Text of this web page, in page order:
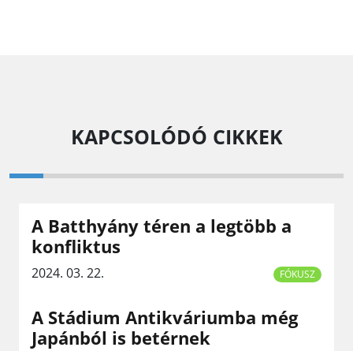
KAPCSOLÓDÓ CIKKEK
A Batthyány téren a legtöbb a
konfliktus
2024. 03. 22. FÓKUSZ
A Stádium Antikváriumba még
Japánból is betérnek